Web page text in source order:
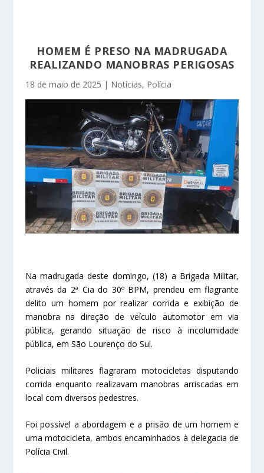
HOMEM É PRESO NA MADRUGADA
REALIZANDO MANOBRAS PERIGOSAS
18 de maio de 2025 | Notícias, Polícia
Na madrugada deste domingo, (18) a Brigada Militar,
através da 2ª Cia do 30º BPM, prendeu em flagrante
delito um homem por realizar corrida e exibição de
manobra na direção de veículo automotor em via
pública, gerando situação de risco à incolumidade
pública, em São Lourenço do Sul.
Policiais militares flagraram motocicletas disputando
corrida enquanto realizavam manobras arriscadas em
local com diversos pedestres.
Foi possível a abordagem e a prisão de um homem e
uma motocicleta, ambos encaminhados à delegacia de
Polícia Civil.